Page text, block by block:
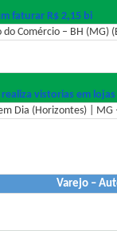
faturar R$ 2,15 bi
Comércio – BH (MG)
vistorias em
Dia (Horizontes) | MG
Varejo –